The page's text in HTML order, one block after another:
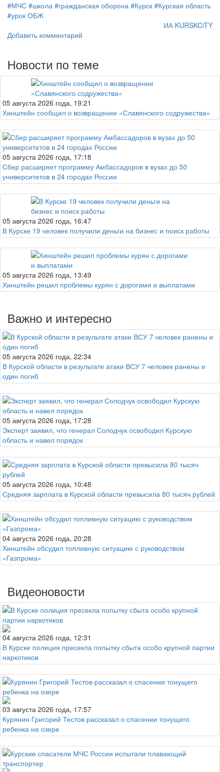
#МЧС #школа #гражданская оборона #Курск #Курская область
#урок ОБЖ
ИА KURSKCiTY
Добавить комментарий
Новости по теме
05 августа 2026 года, 19:21
Хинштейн сообщил о возвращении «Славянского содружества»
05 августа 2026 года, 17:18
Сбер расширяет программу Амбассадоров в вузах до 50
университетов в 24 городах России
05 августа 2026 года, 16:47
В Курске 19 человек получили деньги на бизнес и поиск работы
05 августа 2026 года, 13:49
Хинштейн решил проблемы курян с дорогами и выплатами
Важно и интересно
05 августа 2026 года, 22:34
В Курской области в результате атаки ВСУ 7 человек ранены и
один погиб
05 августа 2026 года, 17:28
Эксперт заявил, что генерал Солодчук освободил Курскую
область и навел порядок
05 августа 2026 года, 10:48
Средняя зарплата в Курской области превысила 80 тысяч рублей
04 августа 2026 года, 20:28
Хинштейн обсудил топливную ситуацию с руководством
«Газпрома»
Видеоновости
04 августа 2026 года, 12:31
В Курске полиция пресекла попытку сбыта особо крупной партии
наркотиков
03 августа 2026 года, 17:57
Курянин Григорий Тестов рассказал о спасении тонущего
ребенка на озере